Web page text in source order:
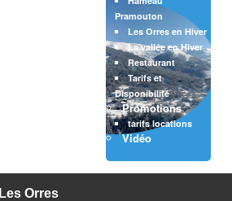
Pramouton
Les Orres en Hiver
La vallée en Hiver
Restaurant
Tarifs et
Disponibilité
Promotions
tarifs locations
Vidéo
Les Orres